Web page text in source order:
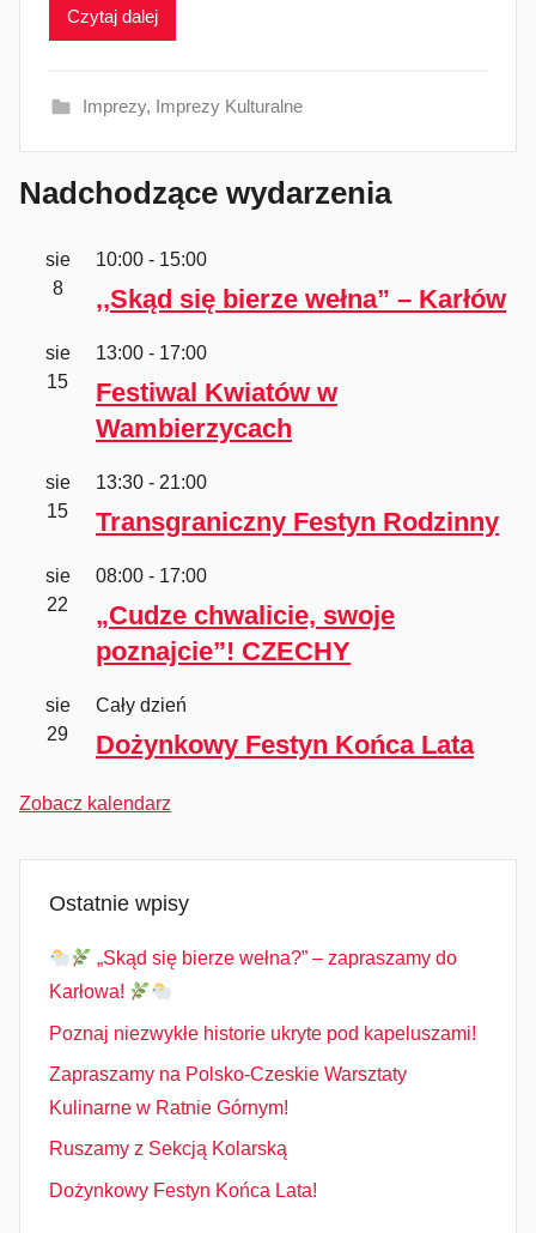
Czytaj dalej
Imprezy, Imprezy Kulturalne
Nadchodzące wydarzenia
sie
8
10:00 - 15:00
,,Skąd się bierze wełna” – Karłów
sie
15
13:00 - 17:00
Festiwal Kwiatów w
Wambierzycach
sie
15
13:30 - 21:00
Transgraniczny Festyn Rodzinny
sie
22
08:00 - 17:00
„Cudze chwalicie, swoje
poznajcie”! CZECHY
sie
29
Cały dzień
Dożynkowy Festyn Końca Lata
Zobacz kalendarz
Ostatnie wpisy
„Skąd się bierze wełna?” – zapraszamy do
Karłowa!
Poznaj niezwykłe historie ukryte pod kapeluszami!
Zapraszamy na Polsko-Czeskie Warsztaty
Kulinarne w Ratnie Górnym!
Ruszamy z Sekcją Kolarską
Dożynkowy Festyn Końca Lata!